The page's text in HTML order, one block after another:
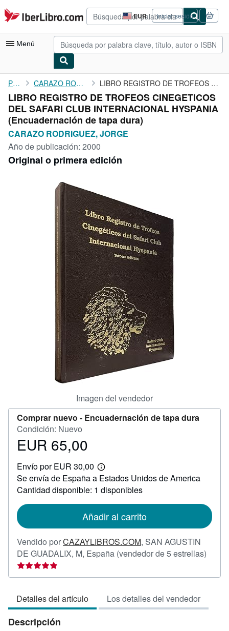
Pasar al contenido principal
IberLibro.com EUR
Preferencias
de
compra
del
Iniciar sesión
Menú
Mi cuenta
Consultar mis pedidos
Búsqueda avanzada
Colecciones
Libros antiguos
Comenzar a vender
CERRAR
Portada CARAZO RODRIGUEZ, JORGE LIBRO REGISTRO DE TROFEOS CINEGETICOS DEL SAFARI CLUB ...
LIBRO REGISTRO DE TROFEOS CINEGETICOS
DEL SAFARI CLUB INTERNACIONAL HYSPANIA
(Encuadernación de tapa dura)
CARAZO RODRIGUEZ, JORGE
Año de publicación: 2000
Original o primera edición
Imagen del vendedor
Comprar nuevo - Encuadernación de tapa dura
Condición: Nuevo
Precio
65,00
EUR 65,00
Envío por EUR 30,00
Más
información
sobre
las
envío
Se envía de España a Estados Unidos de America
Cantidad disponible: 1 disponibles
Añadir al carrito
Vendido porCAZAYLIBROS.COM, SAN AGUSTIN
DE GUADALIX, M, España (vendedor de 5 estrellas)
5
Detalles del artículo Los detalles del vendedor
Descripción